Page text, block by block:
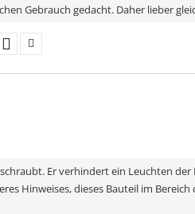
Gebrauch gedacht. Daher lieber
Er verhindert ein Leuchten
Hinweises, dieses Bauteil im Bereich